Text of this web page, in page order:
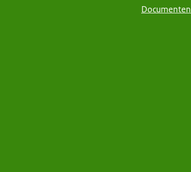
Documenten